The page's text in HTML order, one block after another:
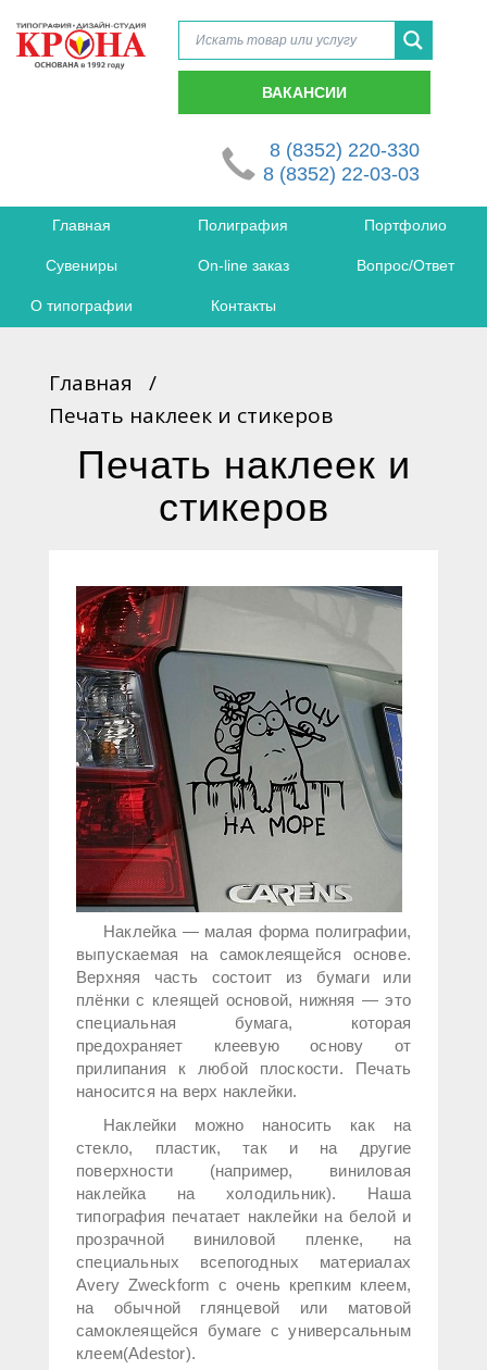
ВАКАНСИИ
8 (8352) 220-330
8 (8352) 22-03-03
Главная Полиграфия Портфолио
Сувениры On-line заказ Вопрос/Ответ
О типографии Контакты
Главная /
Печать наклеек и стикеров
Печать наклеек и
стикеров
Наклейка — малая форма полиграфии,
выпускаемая на самоклеящейся основе.
Верхняя часть состоит из бумаги или
плёнки с клеящей основой, нижняя — это
специальная бумага, которая
предохраняет клеевую основу от
прилипания к любой плоскости. Печать
наносится на верх наклейки.
Наклейки можно наносить как на
стекло, пластик, так и на другие
поверхности (например, виниловая
наклейка на холодильник). Наша
типография печатает наклейки на белой и
прозрачной виниловой пленке, на
специальных всепогодных материалах
Avery Zweckform с очень крепким клеем,
на обычной глянцевой или матовой
самоклеящейся бумаге с универсальным
клеем(Adestor).